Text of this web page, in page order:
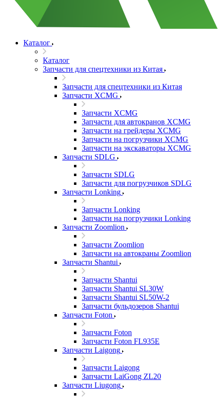
Каталог
Каталог
Запчасти для спецтехники из Китая
Запчасти для спецтехники из Китая
Запчасти XCMG
Запчасти XCMG
Запчасти для автокранов XCMG
Запчасти на грейдеры XCMG
Запчасти на погрузчики XCMG
Запчасти на экскаваторы XCMG
Запчасти SDLG
Запчасти SDLG
Запчасти для погрузчиков SDLG
Запчасти Lonking
Запчасти Lonking
Запчасти на погрузчики Lonking
Запчасти Zoomlion
Запчасти Zoomlion
Запчасти на автокраны Zoomlion
Запчасти Shantui
Запчасти Shantui
Запчасти Shantui SL30W
Запчасти Shantui SL50W-2
Запчасти бульдозеров Shantui
Запчасти Foton
Запчасти Foton
Запчасти Foton FL935E
Запчасти Laigong
Запчасти Laigong
Запчасти LaiGong ZL20
Запчасти Liugong